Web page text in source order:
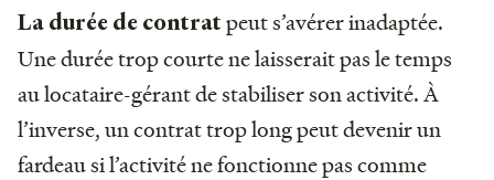
La durée de contrat peut s’avérer inadaptée.
Une durée trop courte ne laisserait pas le temps
au locataire-gérant de stabiliser son activité. À
l’inverse, un contrat trop long peut devenir un
fardeau si l’activité ne fonctionne pas comme